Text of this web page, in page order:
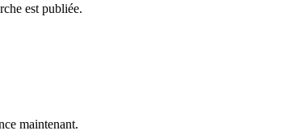
est publiée.
maintenant.